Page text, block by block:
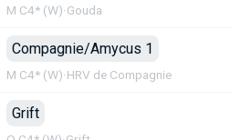
M C4* (W)·Gouda
Compagnie/Amycus 1
M C4* (W)·HRV de Compagnie
Grift